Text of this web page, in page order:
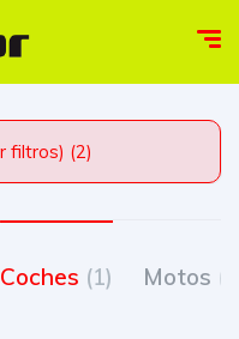
BÚSQUEDA (Elegir filtros) (2)
Coches (1) Motos